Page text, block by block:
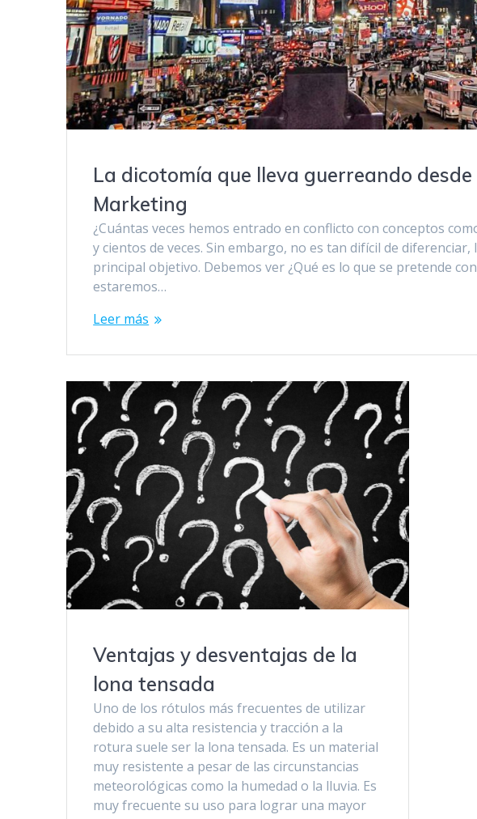
La dicotomía que lleva guerreando
Marketing
¿Cuántas veces hemos entrado en conflicto con conceptos
y cientos de veces. Sin embargo, no es tan difícil de
principal objetivo. Debemos ver ¿Qué es lo que se pretende
estaremos…
Leer más
Ventajas y desventajas de la
lona tensada
Uno de los rótulos más frecuentes de utilizar
debido a su alta resistencia y tracción a la
rotura suele ser la lona tensada. Es un material
muy resistente a pesar de las circunstancias
meteorológicas como la humedad o la lluvia. Es
muy frecuente su uso para lograr una mayor